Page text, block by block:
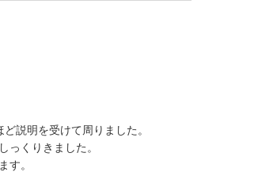
説明を受けて周りました。
っくりきました。
す。